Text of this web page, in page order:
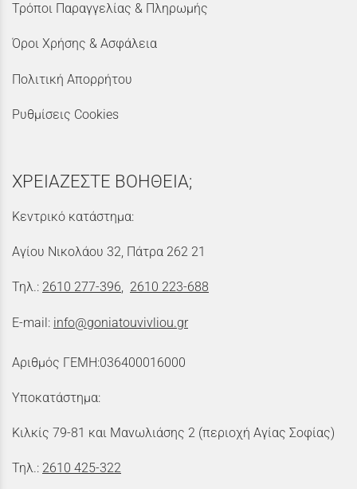
Τρόποι Παραγγελίας & Πληρωμής
Όροι Χρήσης & Ασφάλεια
Πολιτική Απορρήτου
Ρυθμίσεις Cookies
ΧΡΕΙΑΖΕΣΤΕ ΒΟΗΘΕΙΑ;
Κεντρικό κατάστημα:
Αγίου Νικολάου 32, Πάτρα 262 21
Τηλ.: 2610 277-396, 2610 223-688
E-mail: info@goniatouvivliou.gr
Αριθμός ΓΕΜΗ:036400016000
Υποκατάστημα:
Κιλκίς 79-81 και Μανωλιάσης 2 (περιοχή Αγίας Σοφίας)
Τηλ.: 2610 425-322